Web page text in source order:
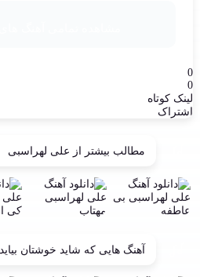
0
0
لینک کوتاه
اشتراک
مطالب بیشتر از علی لهراسبی
آهنگ هایی که شاید خوشتان بیاید